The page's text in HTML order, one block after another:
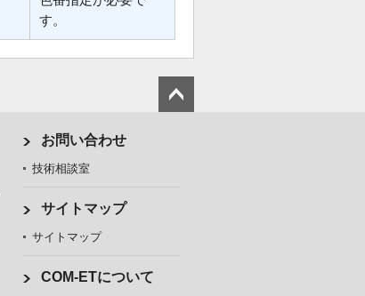
す。
お問い合わせ
技術相談室
サイトマップ
サイトマップ
COM-ETについて